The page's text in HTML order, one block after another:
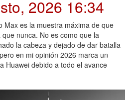
2026 16:34
Max es la muestra máxima de que
nunca. No es como que la
la cabeza y dejado de dar batalla
en mi opinión 2026 marca un
Huawei debido a todo el avance